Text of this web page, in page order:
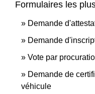
Formulaires les
Demande
Demande
Vote par
Demande de
véhicule